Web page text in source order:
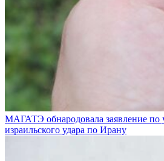
МАГАТЭ обнародовала заявление по
израильского удара по Ирану